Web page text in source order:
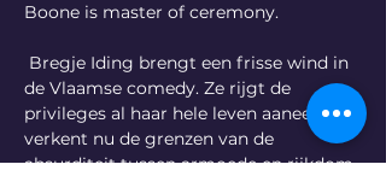
Boone is master of ceremony.
de Vlaamse comedy. Ze rijgt de
privileges al haar hele leven aaneen en
verkent nu de grenzen van de
absurditeit tussen armoede en rijkdom.